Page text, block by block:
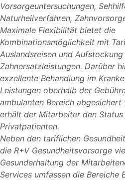
Vorsorgeuntersuchungen,
Naturheilverfahren,
Maximale Flexibilität bietet die
Kombinationsmöglichkeit mit
Auslandsreisen und
Zahnersatzleistungen. Darüber
exzellente Behandlung im
Leistungen oberhalb der
ambulanten Bereich abgesichert
erhält der Mitarbeiter den Status
Privatpatienten.
Neben den tariflichen
die R+V Gesundheitsvorsorge
Gesunderhaltung der
Services umfassen die Bereiche